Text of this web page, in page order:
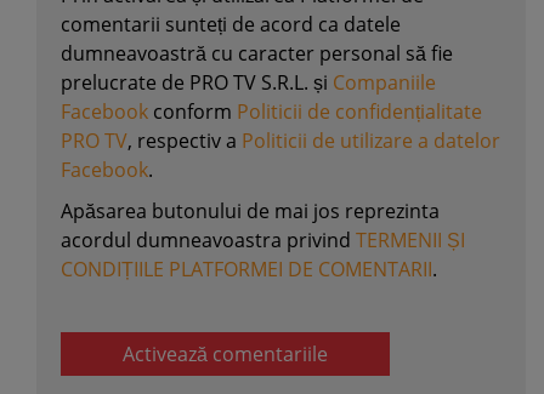
comentarii sunteți de acord ca datele
dumneavoastră cu caracter personal să fie
prelucrate de PRO TV S.R.L. și Companiile
Facebook conform Politicii de confidențialitate
PRO TV, respectiv a Politicii de utilizare a datelor
Facebook.
Apăsarea butonului de mai jos reprezinta
acordul dumneavoastra privind TERMENII ȘI
CONDIȚIILE PLATFORMEI DE COMENTARII.
Activează comentariile